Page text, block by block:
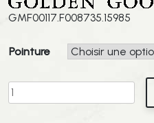
GMF00117.F008735.15985
Pointure
quantité
de